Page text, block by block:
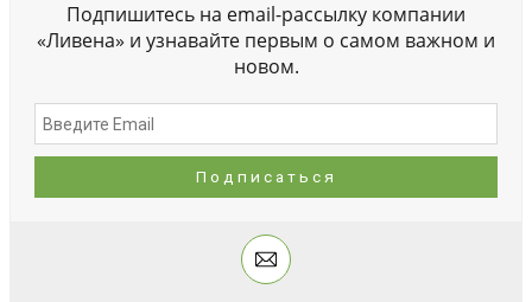
Подпишитесь на email-рассылку компании
«Ливена» и узнавайте первым о самом важном и
новом.